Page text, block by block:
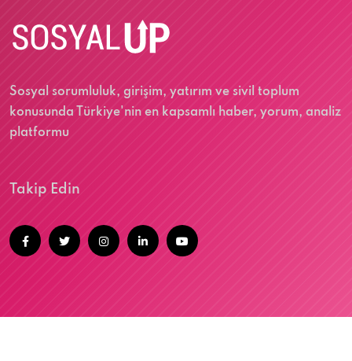
Sosyal sorumluluk, girişim, yatırım ve sivil toplum
konusunda Türkiye'nin en kapsamlı haber, yorum, analiz
platformu
Takip Edin